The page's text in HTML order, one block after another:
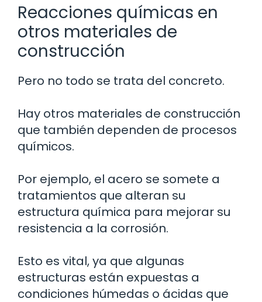
Reacciones químicas en
otros materiales de
construcción
Pero no todo se trata del concreto.
Hay otros materiales de construcción
que también dependen de procesos
químicos.
Por ejemplo, el acero se somete a
tratamientos que alteran su
estructura química para mejorar su
resistencia a la corrosión.
Esto es vital, ya que algunas
estructuras están expuestas a
condiciones húmedas o ácidas que